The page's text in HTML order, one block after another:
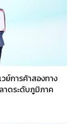
ย์การค้าสองทาง
าดระดับภูมิภาค